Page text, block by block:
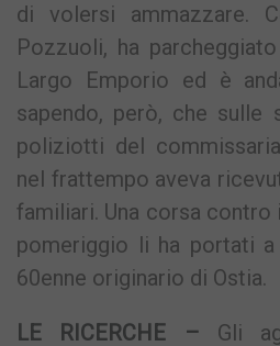
di volersi ammazzare.
Pozzuoli, ha
Largo Emporio ed è
sapendo, però, che sulle
poliziotti del
nel frattempo aveva
familiari. Una corsa
pomeriggio li ha portati
60enne originario di Ostia.
LE RICERCHE – Gli